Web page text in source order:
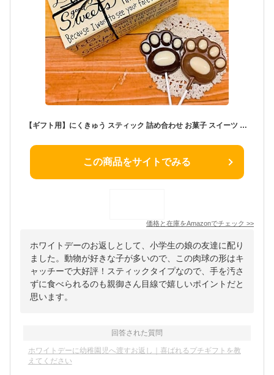
【ギフト用】にくきゅう スティック 詰め合わせ お菓子 スイーツ 洋菓子 バレンタインチョコレート バレンタインデー ホワイトデー 人気 おしゃれ チョコ 可愛い 猫 犬 くま プレゼント 贈答 バレンタインばらまき用 ホワイトデーお返し ギフト バック付き クッキー 手提げ袋付き 挨拶 退職 引っ越し プチギフト 女性 子供 (ミルク・スイート各1本（箱）)
この商品をサイトでみる
価格と在庫をAmazonでチェック >>
ホワイトデーのお返しとして、小学生の娘の友達に配り
ました。動物が好きな子が多いので、この肉球の形はキ
ャッチーで大好評！​スティックタイプなので、手を汚さ
ずに食べられるのも親御さん目線で嬉しいポイントだと
思います。
回答された質問
ホワイトデーに幼稚園児へ渡すお返し｜喜ばれるプチギフトを教
えてください